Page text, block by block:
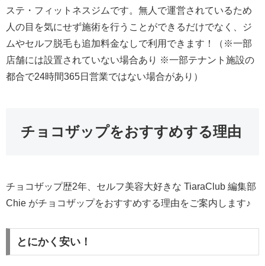
ステ・フィットネスジムです。無人で運営されているため
人の目を気にせず施術を行うことができるだけでなく、ジ
ムやセルフ脱毛も追加料金なしで利用できます！（※一部
店舗には設置されていない場合あり ※一部テナント施設の
都合で24時間365日営業ではない場合があり）
チョコザップをおすすめする理由
チョコザップ歴2年、セルフ美容大好きな TiaraClub 編集部
Chie がチョコザップをおすすめする理由をご案内します♪
とにかく安い！